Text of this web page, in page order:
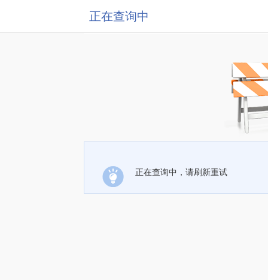
正在查询中
正在查询中，请刷新重试